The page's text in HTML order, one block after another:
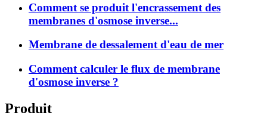
Comment se produit l'encrassement des
membranes d'osmose inverse...
Membrane de dessalement d'eau de mer
Comment calculer le flux de membrane
d'osmose inverse ?
Produit